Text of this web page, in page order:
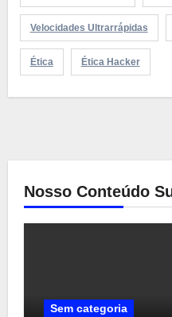
Velocidades Ultrarrápidas
Ética Ética Hacker
Nosso Conteúdo
Sem categoria